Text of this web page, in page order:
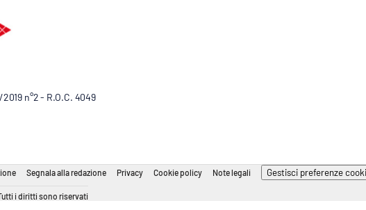
n°2 - R.O.C. 4049
Segnala alla redazione Privacy Cookie policy Note legali Gestisci preferenze
i diritti sono riservati